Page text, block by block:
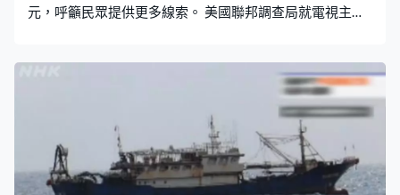
元，呼籲民眾提供更多線索。 美國聯邦調查局就電視主播
1.77米高。 聯邦調查局又發放參考相片，稱他當時背著這
款容量達25公升的黑色登山背包，又指至今收到逾1.3萬條
線索，期望新消息公布後，能更集中處理公眾提供的資
料，並宣布懸紅由5萬美元提高至10萬。 南西至今失蹤近
兩星期，調查人員繼續在位於亞利桑那州的住處搜證，並
在寓所門外搭建臨時帳蓬，皮馬縣警察局指警方檢獲多項